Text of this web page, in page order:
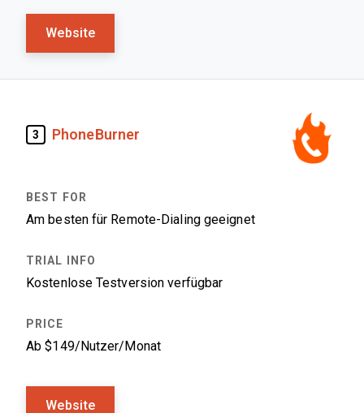
Website
3 PhoneBurner
Am besten für Remote-Dialing geeignet
Kostenlose Testversion verfügbar
Ab $149/Nutzer/Monat
Website